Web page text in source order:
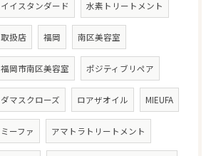
イイスタンダード 水素トリートメント
取扱店 福岡 南区美容室
福岡市南区美容室 ポジティブリペア
ダマスクローズ ロアザオイル MIEUFA
ミーファ アマトラトリートメント